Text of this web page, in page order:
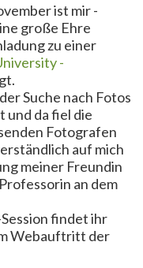
ist mir -
große Ehre
zu einer
-
Suche nach Fotos
da fiel die
Fotografen
auf mich
meiner Freundin
an dem
findet ihr
Webauftritt der